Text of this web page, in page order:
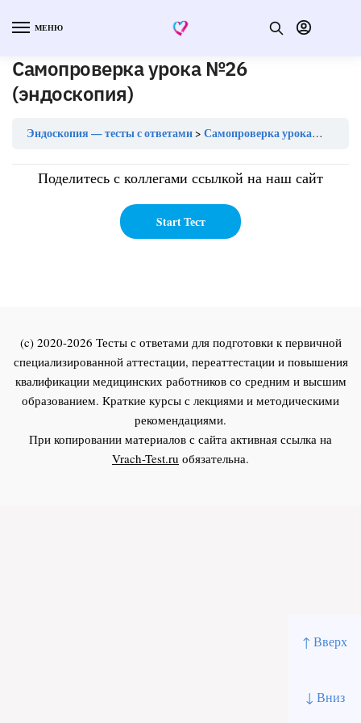
↑ Вверх
↓ Вниз
МЕНЮ
Самопроверка урока №26
(эндоскопия)
Эндоскопия — тесты с ответами Самопроверка урока №26 (эндоскопия)
Поделитесь с коллегами ссылкой на наш сайт
(c) 2020-2026 Тесты с ответами для подготовки к первичной
специализированной аттестации, переаттестации и повышения
квалификации медицинских работников со средним и высшим
образованием. Краткие курсы с лекциями и методическими
рекомендациями.
При копировании материалов с сайта активная ссылка на
Vrach-Test.ru обязательна.